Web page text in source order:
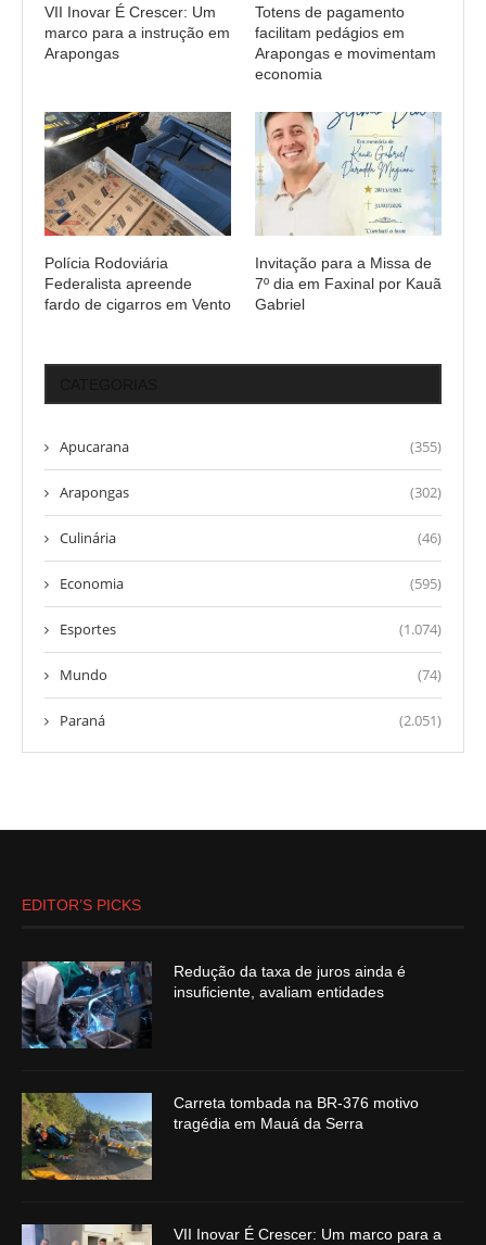
VII Inovar É Crescer: Um
marco para a instrução em
Arapongas
Totens de pagamento
facilitam pedágios em
Arapongas e movimentam
economia
Polícia Rodoviária
Federalista apreende
fardo de cigarros em Vento
Invitação para a Missa de
7º dia em Faxinal por Kauã
Gabriel
Apucarana (355)
Arapongas (302)
Culinária (46)
Economia (595)
Esportes (1.074)
Mundo (74)
Paraná (2.051)
EDITOR’S PICKS
Redução da taxa de juros ainda é
insuficiente, avaliam entidades
Carreta tombada na BR-376 motivo
tragédia em Mauá da Serra
VII Inovar É Crescer: Um marco para a